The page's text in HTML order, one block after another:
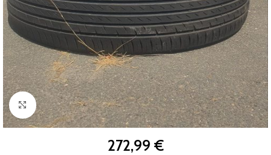
Zum Vergrößern klicken
272,99 €